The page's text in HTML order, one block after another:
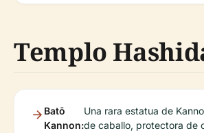
Templo
Batō
Kannon:
Una rara estatua de
de caballo, protectora de